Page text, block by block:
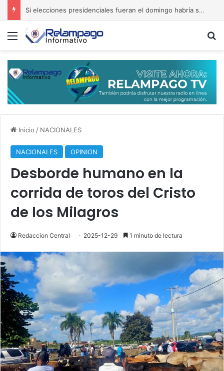
Si elecciones presidenciales fueran el domingo habría segunda ronda
Menú
Inicio / NACIONALES
NACIONALES OPINION
Desborde humano en la
corrida de toros del Cristo
de los Milagros
Redaccion Central 2025-12-29 1 minuto de lectura